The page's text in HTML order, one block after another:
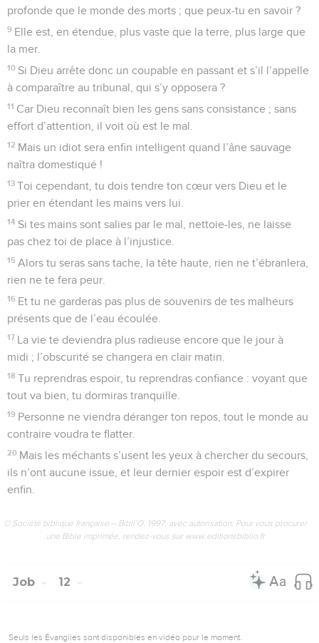
profonde que le monde des morts ; que peux-tu en savoir ?
9 Elle est, en étendue, plus vaste que la terre, plus large que
la mer.
10 Si Dieu arrête donc un coupable en passant et s’il l’appelle
à comparaître au tribunal, qui s’y opposera ?
11 Car Dieu reconnaît bien les gens sans consistance ; sans
effort d’attention, il voit où est le mal.
12 Mais un idiot sera enfin intelligent quand l’âne sauvage
naîtra domestiqué !
13 Toi cependant, tu dois tendre ton cœur vers Dieu et le
prier en étendant les mains vers lui.
14 Si tes mains sont salies par le mal, nettoie-les, ne laisse
pas chez toi de place à l’injustice.
15 Alors tu seras sans tache, la tête haute, rien ne t’ébranlera,
rien ne te fera peur.
16 Et tu ne garderas pas plus de souvenirs de tes malheurs
présents que de l’eau écoulée.
17 La vie te deviendra plus radieuse encore que le jour à
midi ; l’obscurité se changera en clair matin.
18 Tu reprendras espoir, tu reprendras confiance : voyant que
tout va bien, tu dormiras tranquille.
19 Personne ne viendra déranger ton repos, tout le monde au
contraire voudra te flatter.
20 Mais les méchants s’usent les yeux à chercher du secours,
ils n’ont aucune issue, et leur dernier espoir est d’expirer
enfin.
© Société biblique française – Bibli’O, 1997, avec autorisation. Pour vous procurer
une Bible imprimée, rendez-vous sur www.editionsbiblio.fr
Job 12
Seuls les Évangiles sont disponibles en vidéo pour le moment.